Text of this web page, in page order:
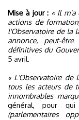
Mise à jour : « Il m'a
actions de
l'Observatoire de la
annonce, peut-
définitives du
5 avril.
« L'Observatoire de
tous les acteurs de
innombrables
général, pour qui
(parlementaires